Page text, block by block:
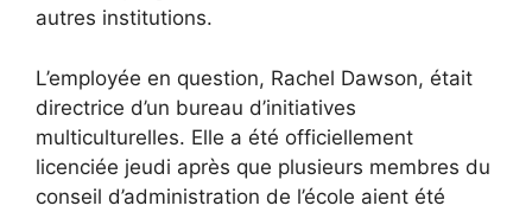
autres institutions.
L’employée en question, Rachel Dawson, était
directrice d’un bureau d’initiatives
multiculturelles. Elle a été officiellement
licenciée jeudi après que plusieurs membres du
conseil d’administration de l’école aient été